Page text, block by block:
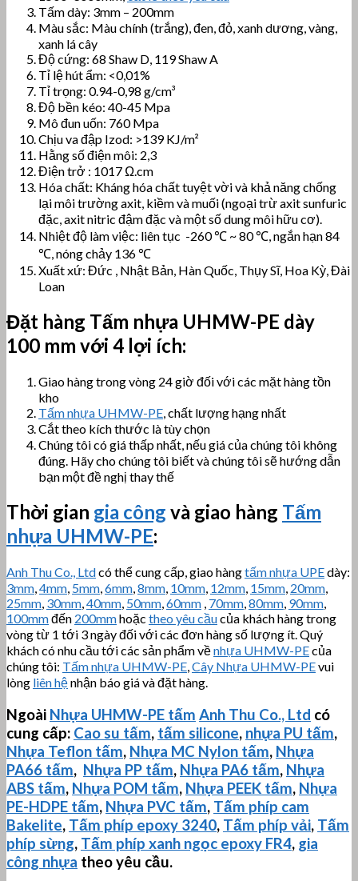
Tấm dày: 3mm – 200mm
Màu sắc: Màu chính (trắng), đen, đỏ, xanh dương, vàng,
xanh lá cây
Độ cứng: 68 Shaw D, 119 Shaw A
Tỉ lệ hút ẩm: <0,01%
Tỉ trọng: 0.94-0,98 g/cm³
Độ bền kéo: 40-45 Mpa
Mô đun uốn: 760 Mpa
Chịu va đập Izod: >139 KJ/m²
Hằng số điện môi: 2,3
Điện trở : 1017 Ω.cm
Hóa chất: Kháng hóa chất tuyệt vời và khả năng chống
lại môi trường axit, kiềm và muối (ngoại trừ axit sunfuric
đặc, axit nitric đậm đặc và một số dung môi hữu cơ).
Nhiệt độ làm việc: liên tục -260 ℃ ~ 80 ℃, ngắn hạn 84
℃, nóng chảy 136 ℃
Xuất xứ: Đức , Nhật Bản, Hàn Quốc, Thụy Sĩ, Hoa Kỳ, Đài
Loan
Đặt hàng Tấm nhựa UHMW-PE dày
100 mm với 4 lợi ích:
Giao hàng trong vòng 24 giờ đối với các mặt hàng tồn
kho
Tấm nhựa UHMW-PE , chất lượng hạng nhất
Cắt theo kích thước là tùy chọn
Chúng tôi có giá thấp nhất, nếu giá của chúng tôi không
đúng. Hãy cho chúng tôi biết và chúng tôi sẽ hướng dẫn
bạn một đề nghị thay thế
Thời gian gia công và giao hàng Tấm
nhựa UHMW-PE:
Anh Thu Co., Ltdcó thể cung cấp, giao hàngtấm nhựa UPEdày:
3mm,4mm, 5mm,6mm,8mm, 10mm, 12mm, 15mm, 20mm,
25mm, 30mm,40mm, 50mm,60mm , 70mm,80mm, 90mm,
100mmđến 200mmhoặc theo yêu cầucủa khách hàng trong
vòng từ 1 tới 3 ngày đối với các đơn hàng số lượng ít. Quý
khách có nhu cầu tới các sản phẩm vềnhựa UHMW-PEcủa
chúng tôi: Tấm nhựa UHMW-PE,Cây Nhựa UHMW-PEvui
lòng liên hệnhận báo giá và đặt hàng.
Ngoài Nhựa UHMW-PE tấm Anh Thu Co., Ltd có
cung cấp: Cao su tấm, tấm silicone, nhựa PU tấm,
Nhựa Teflon tấm, Nhựa MC Nylon tấm, Nhựa
PA66 tấm, Nhựa PP tấm, Nhựa PA6 tấm, Nhựa
ABS tấm, Nhựa POM tấm, Nhựa PEEK tấm, Nhựa
PE-HDPE tấm, Nhựa PVC tấm, Tấm phíp cam
Bakelite, Tấm phíp epoxy 3240, Tấm phíp vải, Tấm
phíp sừng, Tấm phíp xanh ngọc epoxy FR4, gia
công nhựa theo yêu cầu.